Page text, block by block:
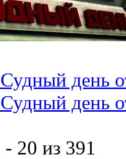
день
день
20 из 391